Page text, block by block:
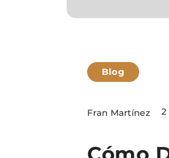
Blog
Fran Martínez 2